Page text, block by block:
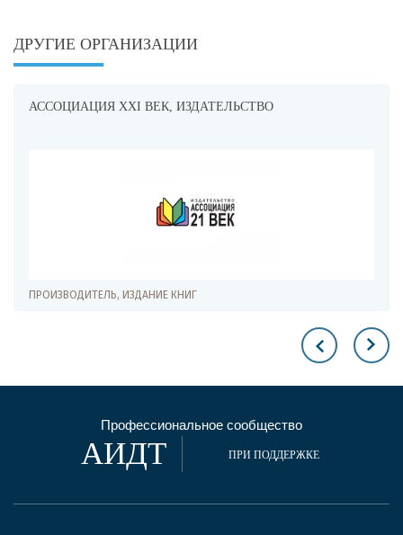
ДРУГИЕ ОРГАНИЗАЦИИ
АССОЦИАЦИЯ XXI ВЕК, ИЗДАТЕЛЬСТВО
ПРОИЗВОДИТЕЛЬ, ИЗДАНИЕ КНИГ
Профессиональное сообщество
АИДТ ПРИ ПОДДЕРЖКЕ